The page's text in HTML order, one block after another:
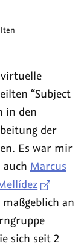
virtuelle
“Subject
in den
der
Es war mir
auch Marcus
an
sich seit 2